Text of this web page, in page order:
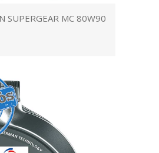
SUPERGEAR MC 80W90